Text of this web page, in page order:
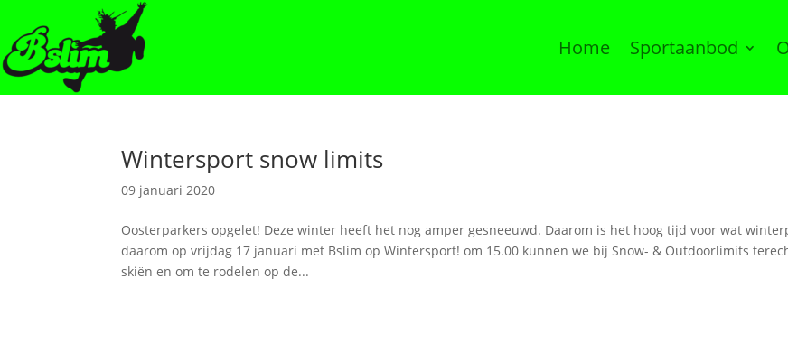
Home Sportaanbod
Wintersport snow limits
09 januari 2020
Oosterparkers opgelet! Deze winter heeft het nog amper gesneeuwd. Daarom is het hoog tijd voor wat
daarom op vrijdag 17 januari met Bslim op Wintersport! om 15.00 kunnen we bij Snow- & Outdoorlimits
skiën en om te rodelen op de...